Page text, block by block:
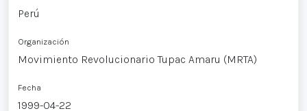
Perú
Organización
Movimiento Revolucionario Tupac Amaru (MRTA)
Fecha
1999-04-22